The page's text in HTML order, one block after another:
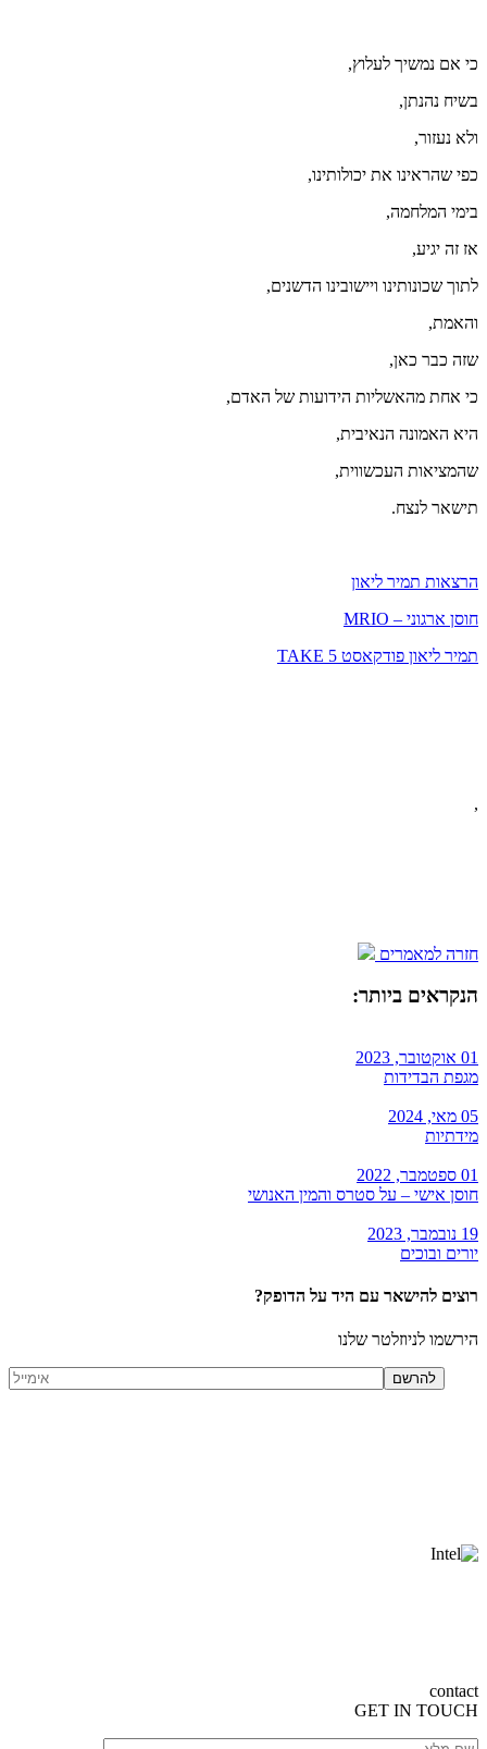
כי אם נמשיך לעלוץ,
בשיח נהנתן,
ולא נעזור,
כפי שהראינו את יכולותינו,
בימי המלחמה,
אז זה יגיע,
לתוך שכונותינו ויישובינו הדשנים,
והאמת,
שזה כבר כאן,
כי אחת מהאשליות הידועות של האדם,
היא האמונה הנאיבית,
שהמציאות העכשווית,
תישאר לנצח.
הרצאות תמיר ליאון
חוסן ארגוני – MRIO
תמיר ליאון פודקאסט TAKE 5
,
חזרה למאמרים
הנקראים ביותר:
01 אוקטובר, 2023
מגפת הבדידות
05 מאי, 2024
מידתיות
01 ספטמבר, 2022
חוסן אישי – על סטרס והמין האנושי
19 נובמבר, 2023
יורים ובוכים
רוצים להישאר עם היד על הדופק?
הירשמו לניוזלטר שלנו
contact
GET IN TOUCH